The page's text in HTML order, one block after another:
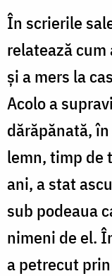
În scrierile
relatează
și a mers la
Acolo a
dărăpănată,
lemn, timp de
ani, a stat
sub podeaua
nimeni de el.
a petrecut